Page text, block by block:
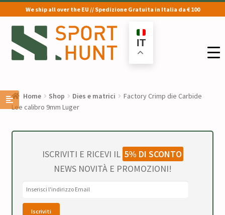
We ship all over the EU // Spedizione Gratuita in Italia da € 100
Vai
alla
navigazione
Vai
al
contenuto
IT
Home Shop Dies e matrici
Factory Crimp die Carbide
Lee calibro 9mm Luger
ISCRIVITI E RICEVI IL 5% DI SCONTO
NEWS NOVITÀ E PROMOZIONI!